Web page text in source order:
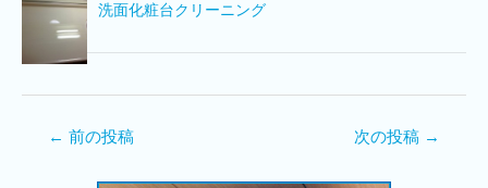
洗面化粧台クリーニング
← 前の投稿 次の投稿 →